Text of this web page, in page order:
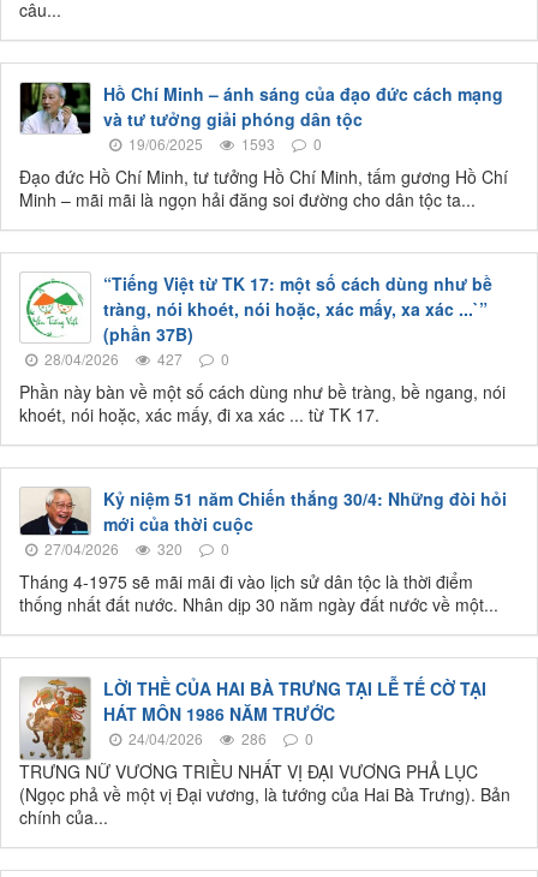
câu...
Hồ Chí Minh – ánh sáng của đạo đức cách mạng
và tư tưởng giải phóng dân tộc
19/06/2025 1593 0
Đạo đức Hồ Chí Minh, tư tưởng Hồ Chí Minh, tấm gương Hồ Chí
Minh – mãi mãi là ngọn hải đăng soi đường cho dân tộc ta...
“Tiếng Việt từ TK 17: một số cách dùng như bề
tràng, nói khoét, nói hoặc, xác mấy, xa xác ...`”
(phần 37B)
28/04/2026 427 0
Phần này bàn về một số cách dùng như bề tràng, bề ngang, nói
khoét, nói hoặc, xác mấy, đi xa xác ... từ TK 17.
Kỷ niệm 51 năm Chiến thắng 30/4: Những đòi hỏi
mới của thời cuộc
27/04/2026 320 0
Tháng 4-1975 sẽ mãi mãi đi vào lịch sử dân tộc là thời điểm
thống nhất đất nước. Nhân dịp 30 năm ngày đất nước về một...
LỜI THỀ CỦA HAI BÀ TRƯNG TẠI LỄ TẾ CỜ TẠI
HÁT MÔN 1986 NĂM TRƯỚC
24/04/2026 286 0
TRƯNG NỮ VƯƠNG TRIỀU NHẤT VỊ ĐẠI VƯƠNG PHẢ LỤC
(Ngọc phả về một vị Đại vương, là tướng của Hai Bà Trưng). Bản
chính của...